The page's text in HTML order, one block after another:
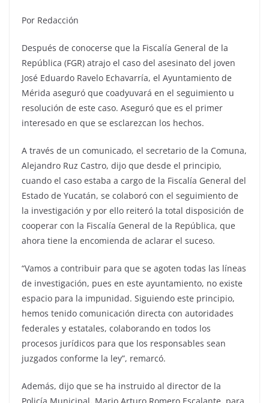
Por Redacción
Después de conocerse que la Fiscalía General de la
República (FGR) atrajo el caso del asesinato del joven
José Eduardo Ravelo Echavarría, el Ayuntamiento de
Mérida aseguró que coadyuvará en el seguimiento u
resolución de este caso. Aseguró que es el primer
interesado en que se esclarezcan los hechos.
A través de un comunicado, el secretario de la Comuna,
Alejandro Ruz Castro, dijo que desde el principio,
cuando el caso estaba a cargo de la Fiscalía General del
Estado de Yucatán, se colaboró con el seguimiento de
la investigación y por ello reiteró la total disposición de
cooperar con la Fiscalía General de la República, que
ahora tiene la encomienda de aclarar el suceso.
“Vamos a contribuir para que se agoten todas las líneas
de investigación, pues en este ayuntamiento, no existe
espacio para la impunidad. Siguiendo este principio,
hemos tenido comunicación directa con autoridades
federales y estatales, colaborando en todos los
procesos jurídicos para que los responsables sean
juzgados conforme la ley”, remarcó.
Además, dijo que se ha instruido al director de la